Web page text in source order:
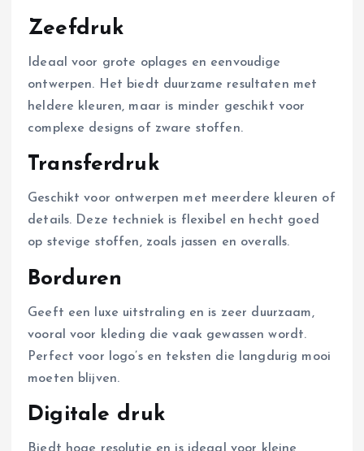
Zeefdruk
Ideaal voor grote oplages en eenvoudige
ontwerpen. Het biedt duurzame resultaten met
heldere kleuren, maar is minder geschikt voor
complexe designs of zware stoffen.
Transferdruk
Geschikt voor ontwerpen met meerdere kleuren of
details. Deze techniek is flexibel en hecht goed
op stevige stoffen, zoals jassen en overalls.
Borduren
Geeft een luxe uitstraling en is zeer duurzaam,
vooral voor kleding die vaak gewassen wordt.
Perfect voor logo’s en teksten die langdurig mooi
moeten blijven.
Digitale druk